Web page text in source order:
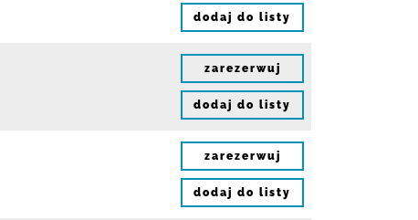
dodaj do listy
zarezerwuj
dodaj do listy
zarezerwuj
dodaj do listy